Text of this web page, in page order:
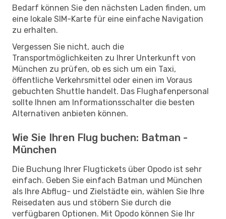
Bedarf können Sie den nächsten Laden finden, um
eine lokale SIM-Karte für eine einfache Navigation
zu erhalten.
Vergessen Sie nicht, auch die
Transportmöglichkeiten zu Ihrer Unterkunft von
München zu prüfen, ob es sich um ein Taxi,
öffentliche Verkehrsmittel oder einen im Voraus
gebuchten Shuttle handelt. Das Flughafenpersonal
sollte Ihnen am Informationsschalter die besten
Alternativen anbieten können.
Wie Sie Ihren Flug buchen: Batman -
München
Die Buchung Ihrer Flugtickets über Opodo ist sehr
einfach. Geben Sie einfach Batman und München
als Ihre Abflug- und Zielstädte ein, wählen Sie Ihre
Reisedaten aus und stöbern Sie durch die
verfügbaren Optionen. Mit Opodo können Sie Ihr